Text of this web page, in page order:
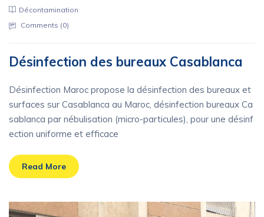
Décontamination
Comments (0)
Désinfection des bureaux Casablanca
Désinfection Maroc propose la désinfection des bureaux et
surfaces sur Casablanca au Maroc, désinfection bureaux Ca
sablanca par nébulisation (micro-particules), pour une désinf
ection uniforme et efficace
Read More